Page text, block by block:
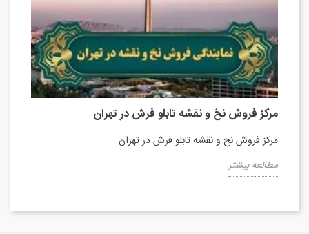
مرکز فروش نخ و نقشه تابلو فرش در تهران
مرکز فروش نخ و نقشه تابلو فرش در تهران
مطالعه بیشتر